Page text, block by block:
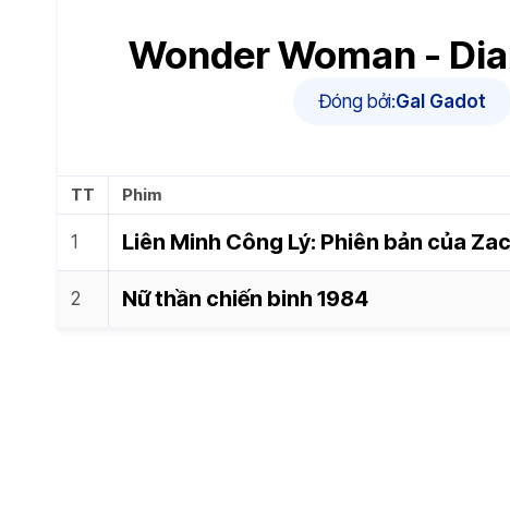
Wonder Woman -
Đóng bởi:Gal Gadot
TT Phim
Liên Minh Công Lý: Phiên bản của
Nữ thần chiến binh 1984